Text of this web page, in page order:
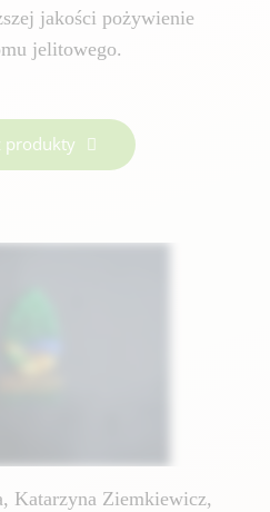
Katarzyna Ziemkiewicz,
jakości pożywienie
jelitowego.
produkty